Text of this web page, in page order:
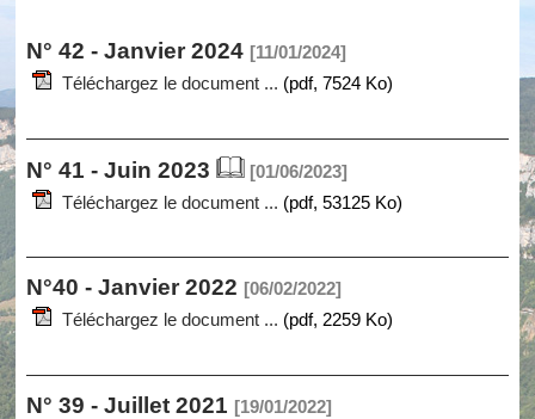
N° 42 - Janvier 2024 [11/01/2024]
Téléchargez le document ... (pdf, 7524 Ko)
N° 41 - Juin 2023
[01/06/2023]
Téléchargez le document ... (pdf, 53125 Ko)
N°40 - Janvier 2022 [06/02/2022]
Téléchargez le document ... (pdf, 2259 Ko)
N° 39 - Juillet 2021 [19/01/2022]